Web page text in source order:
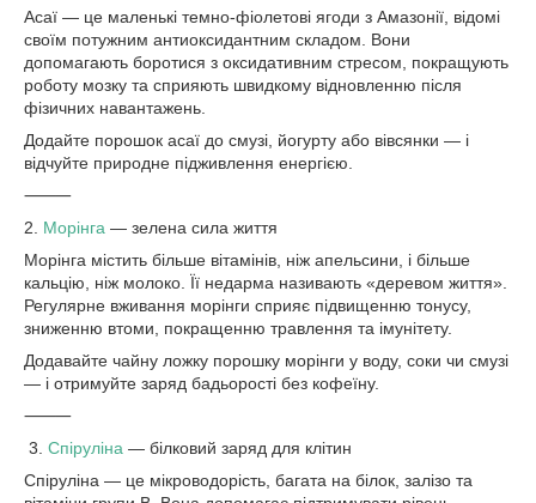
Асаї — це маленькі темно-фіолетові ягоди з Амазонії, відомі
своїм потужним антиоксидантним складом. Вони
допомагають боротися з оксидативним стресом, покращують
роботу мозку та сприяють швидкому відновленню після
фізичних навантажень.
Додайте порошок асаї до смузі, йогурту або вівсянки — і
відчуйте природне підживлення енергією.
⸻
2. Морінга — зелена сила життя
Морінга містить більше вітамінів, ніж апельсини, і більше
кальцію, ніж молоко. Її недарма називають «деревом життя».
Регулярне вживання морінги сприяє підвищенню тонусу,
зниженню втоми, покращенню травлення та імунітету.
Додавайте чайну ложку порошку морінги у воду, соки чи смузі
— і отримуйте заряд бадьорості без кофеїну.
⸻
3. Спіруліна — білковий заряд для клітин
Спіруліна — це мікроводорість, багата на білок, залізо та